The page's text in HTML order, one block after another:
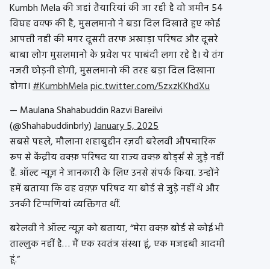
Kumbh Mela की जहां तैयारियां की जा रही है वो जमीन 54
विघह वक्फ की है, मुसलमानो ने बडा दिल दिखाते हुए कोई
आपत्ती नही की मगर दूसरी तरफ अखाड़ा परिषद और दूसरे
बाबा लोग मुसलमानो के प्रवेश पर पाबंदी लगा रहे है। ये तंग
नजरी छोड़नी होगी, मुसलमानो की तरह बड़ा दिल दिखाना
होगा।#KumbhMelapic.twitter.com/5zxzKKhdXu
— Maulana Shahabuddin Razvi Bareilvi
(@Shahabuddinbrly)January 5, 2025
सबसे पहले, मौलाना शहाबुद्दीन रज़वी बरेलवी औपचारिक
रूप से केंद्रीय वक्फ़ परिषद या राज्य वक्फ़ बोर्ड्स से जुड़े नहीं
हैं. ऑल्ट न्यूज़ ने जानकारी के लिए उनसे संपर्क किया. उन्होंने
हमें बताया कि वह वक़्फ़ परिषद या बोर्ड से जुड़े नहीं थे और
उनकी टिप्पणियां व्यक्तिगत थीं.
बरेलवी ने ऑल्ट न्यूज़ को बताया, “मेरा वक्फ़ बोर्ड से कोई भी
ताल्लुक नहीं है… मैं एक स्वतंत्र संस्था हूं, एक मजहबी आदमी
हूं.”